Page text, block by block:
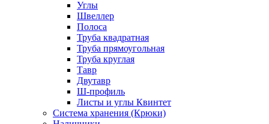
Углы
Швеллер
Полоса
Труба квадратная
Труба прямоугольная
Труба круглая
Тавр
Двутавр
Ш-профиль
Листы и углы Квинтет
Система хранения (Крюки)